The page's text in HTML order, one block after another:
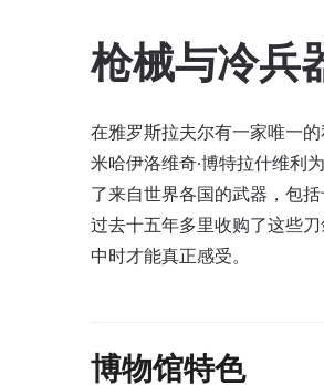
枪械与冷兵
在雅罗斯拉夫尔有一家唯一
米哈伊洛维奇·博特拉什维利
了来自世界各国的武器，包
过去十五年多里收购了这些
中时才能真正感受。
博物馆特色